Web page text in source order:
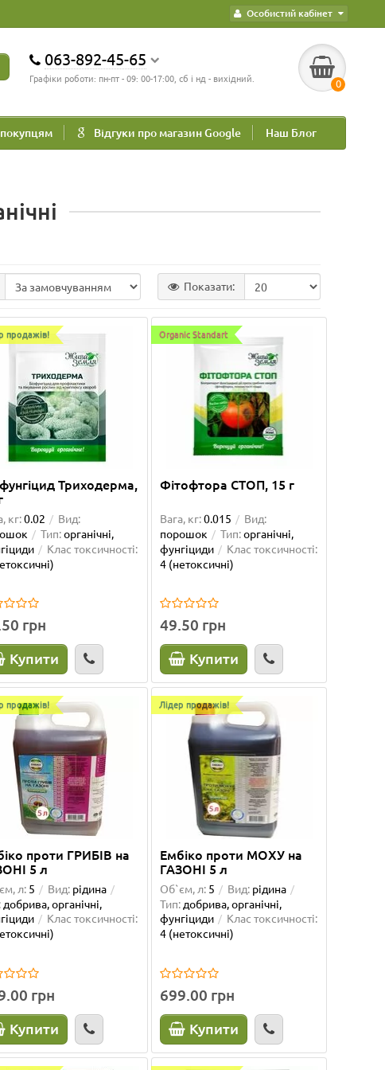
Особистий кабінет
063-892-45-65
Графіки роботи: пн-пт - 09: 00-17:00, сб і нд - вихідний. 0
Відгуки про магазин Google Наш Блог
Показати:
продажів!
Триходерма,
кг:0.02
Вид:
Тип:органічні,
Клас токсичності:
грн
Купити
Organic Standart
Фітофтора СТОП, 15 г
Вага, кг:0.015
Вид:
порошок
Тип:органічні,
фунгіциди
Клас токсичності:
4 (нетоксичні)
49.50 грн
Купити
продажів!
проти ГРИБІВ на
5 л
л: 5 Вид: рідина
добрива, органічні,
Клас токсичності:
грн
Купити
Лідер продажів!
Ембіко проти МОХУ на
ГАЗОНІ 5 л
Об`єм, л: 5 Вид: рідина
Тип: добрива, органічні,
фунгіциди
Клас токсичності:
4 (нетоксичні)
699.00 грн
Купити